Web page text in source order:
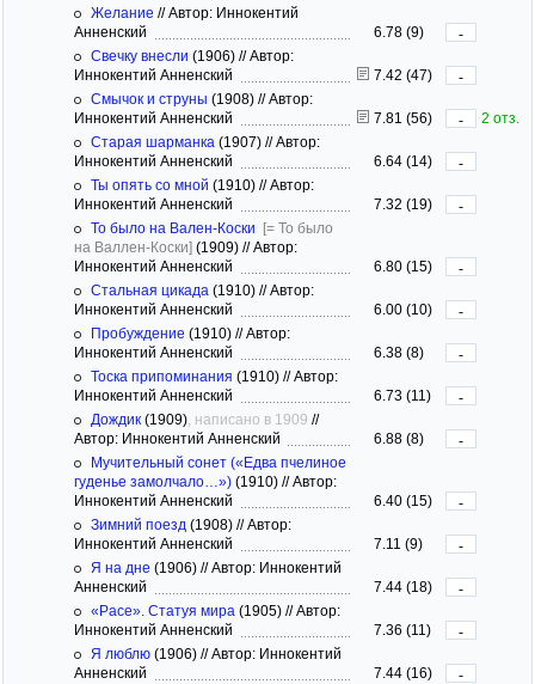
Желание //Автор: Иннокентий
Анненский
6.78 (9)
-
Свечку внесли (1906) //Автор:
Иннокентий Анненский
7.42 (47)
-
Смычок и струны (1908) //Автор:
Иннокентий Анненский
7.81 (56) -
2 отз.
Старая шарманка (1907) //Автор:
Иннокентий Анненский
6.64 (14)
-
Ты опять со мной (1910) //Автор:
Иннокентий Анненский
7.32 (19)
-
То было на Вален-Коски [= То было
на Валлен-Коски] (1909) //Автор:
Иннокентий Анненский
6.80 (15)
-
Стальная цикада (1910) //Автор:
Иннокентий Анненский
6.00 (10)
-
Пробуждение (1910) //Автор:
Иннокентий Анненский
6.38 (8)
-
Тоска припоминания (1910) //Автор:
Иннокентий Анненский
6.73 (11)
-
Дождик (1909) , написано в 1909 //
Автор: Иннокентий Анненский
6.88 (8)
-
Мучительный сонет («Едва пчелиное
гуденье замолчало…») (1910) //Автор:
Иннокентий Анненский
6.40 (15)
-
Зимний поезд (1908) //Автор:
Иннокентий Анненский
7.11 (9)
-
Я на дне (1906) //Автор: Иннокентий
Анненский
7.44 (18)
-
«Расе». Статуя мира (1905) //Автор:
Иннокентий Анненский
7.36 (11)
-
Я люблю (1906) //Автор: Иннокентий
Анненский
7.44 (16)
-